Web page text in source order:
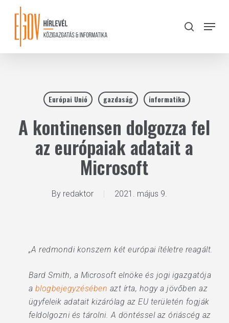
content
search
Menu
Európai Unió gazdaság informatika
A kontinensen dolgozza fel
az európaiak adatait a
Microsoft
By redaktor 2021. május 9.
„A redmondi konszern két európai ítéletre reagált.
Bard Smith, a Microsoft elnöke és jogi igazgatója
a blogbejegyzésében azt írta, hogy a jövőben az
ügyfeleik adatait kizárólag az EU területén fogják
feldolgozni és tárolni. A döntéssel az óriáscég az
Close